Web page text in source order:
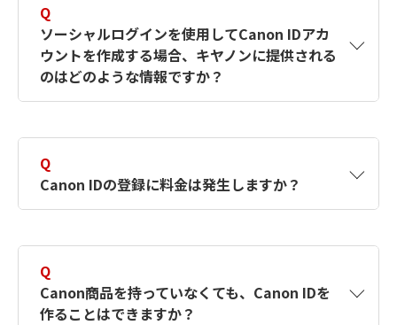
す。詳しい作成方法は【カメラ】Canon IDとは
何ですか？Canon IDの作成方法は？をご確認く
ださい。
Q
ソーシャルログインを使用してCanon IDアカ
ウントを作成する場合、キヤノンに提供される
のはどのような情報ですか？
択したサービスから取得します。アカウントを
簡単に作成できるように、この情報を使用して
Canon IDの登録フォームを入力します。
Q
Canon IDの登録に料金は発生しますか？
Q
Canon商品を持っていなくても、Canon IDを
作ることはできますか？